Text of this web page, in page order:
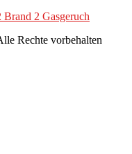
Brand 2 Gasgeruch
Rechte vorbehalten